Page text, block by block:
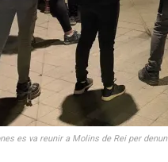
es va reunir a Molins de Rei per